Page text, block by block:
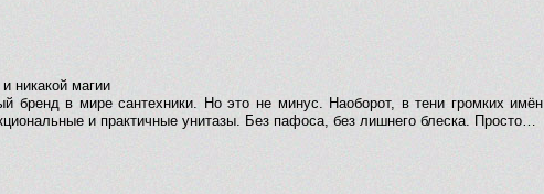
никакой магии
бренд в мире сантехники. Но это не минус. Наоборот, в тени громких
и практичные унитазы. Без пафоса, без лишнего блеска. Просто…